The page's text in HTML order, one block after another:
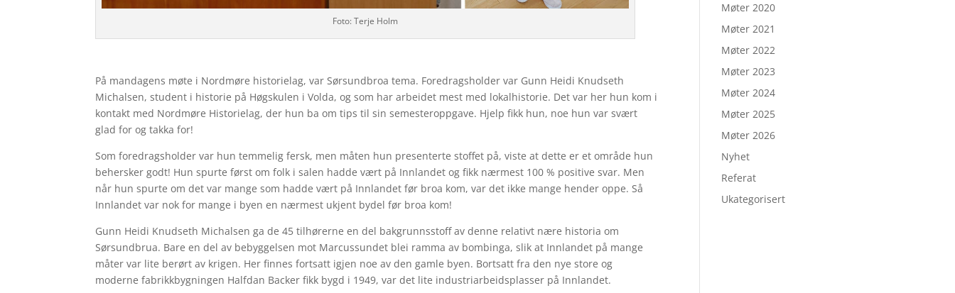
Foto: Terje Holm
På mandagens møte i Nordmøre historielag, var Sørsundbroa tema. Foredragsholder var Gunn Heidi Knudseth
Michalsen, student i historie på Høgskulen i Volda, og som har arbeidet mest med lokalhistorie. Det var her hun kom i
kontakt med Nordmøre Historielag, der hun ba om tips til sin semesteroppgave. Hjelp fikk hun, noe hun var svært
glad for og takka for!
Som foredragsholder var hun temmelig fersk, men måten hun presenterte stoffet på, viste at dette er et område hun
behersker godt! Hun spurte først om folk i salen hadde vært på Innlandet og fikk nærmest 100 % positive svar. Men
når hun spurte om det var mange som hadde vært på Innlandet før broa kom, var det ikke mange hender oppe. Så
Innlandet var nok for mange i byen en nærmest ukjent bydel før broa kom!
Gunn Heidi Knudseth Michalsen ga de 45 tilhørerne en del bakgrunnsstoff av denne relativt nære historia om
Sørsundbrua. Bare en del av bebyggelsen mot Marcussundet blei ramma av bombinga, slik at Innlandet på mange
måter var lite berørt av krigen. Her finnes fortsatt igjen noe av den gamle byen. Bortsatt fra den nye store og
moderne fabrikkbygningen Halfdan Backer fikk bygd i 1949, var det lite industriarbeidsplasser på Innlandet.
Møter 2020
Møter 2021
Møter 2022
Møter 2023
Møter 2024
Møter 2025
Møter 2026
Nyhet
Referat
Ukategorisert